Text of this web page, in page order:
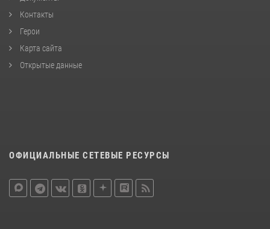
Контакты
Герои
Карта сайта
Открытые данные
ОФИЦИАЛЬНЫЕ СЕТЕВЫЕ РЕСУРСЫ